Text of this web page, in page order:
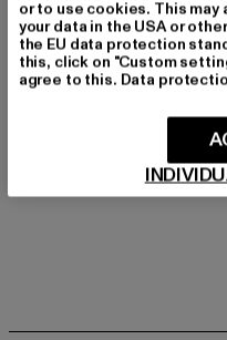
GRÖSSE &
LIEFERUNG &
or to use cookies. This
your data in the USA or
the EU data protection
this, click on "Custom
agree to this. Data